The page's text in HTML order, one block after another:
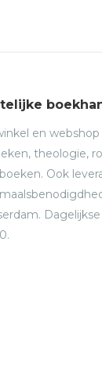
en webshop
theologie,
Ook